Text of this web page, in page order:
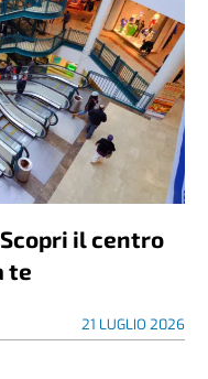
il centro
te
21 LUGLIO 2026